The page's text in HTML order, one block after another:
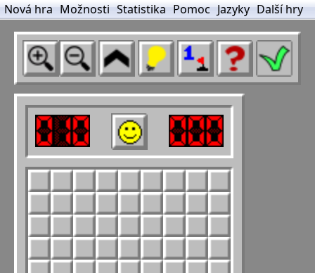
Nová hra Možnosti Statistika Pomoc Jazyky Další hry